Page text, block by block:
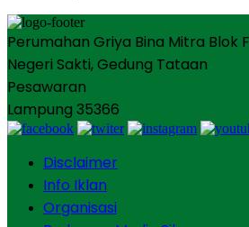
Perumahan Griya Bina Mitra Blok F
Negeri Sakti, Gedung Tataan
Pesawaran
Lampung 35366
Disclaimer
Info Iklan
Organisasi